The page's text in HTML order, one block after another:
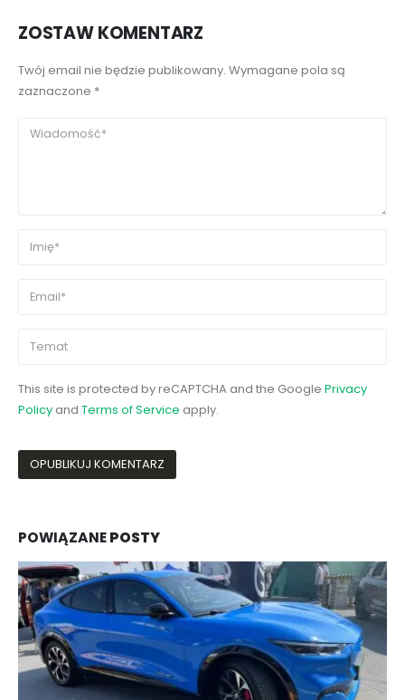
ZOSTAW KOMENTARZ
Twój email nie będzie publikowany. Wymagane pola są
zaznaczone *
This site is protected by reCAPTCHA and the Google Privacy
Policy and Terms of Service apply.
POWIĄZANEPOSTY